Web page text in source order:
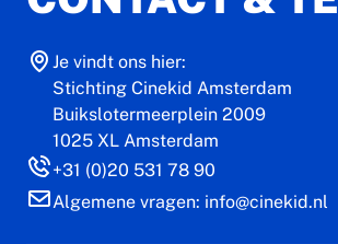
Je vindt ons hier:
Stichting Cinekid Amsterdam
Buikslotermeerplein 2009
1025 XL Amsterdam
+31 (0)20 531 78 90
Algemene vragen: info@cinekid.nl